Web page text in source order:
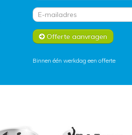
Offerte aanvragen
Binnen één werkdag een offerte